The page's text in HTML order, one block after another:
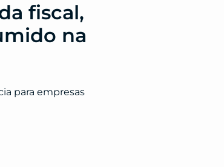
fiscal,
na
para empresas